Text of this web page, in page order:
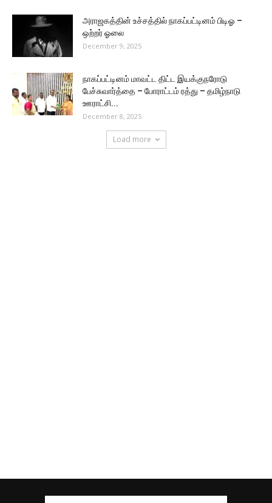
அராஜகத்தின் உச்சத்தில் நாகப்பட்டினம் பிடிஓ –
ஒற்றர் ஓலை
December 9, 2025
நாகப்பட்டினம் மாவட்ட திட்ட இயக்குநரோடு
பேச்சுவார்த்தை – போராட்டம் ரத்து – தமிழ்நாடு
ஊராட்சி...
December 8, 2025
Load more